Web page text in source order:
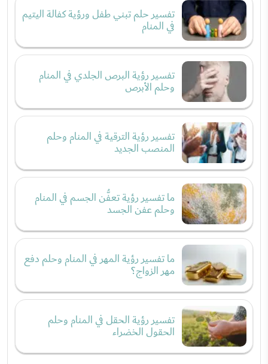
تفسير حلم تبني طفل ورؤية كفالة اليتيم
في المنام
تفسير رؤية البرص الجلدي في المنام
وحلم الأبرص
تفسير رؤية الترقية في المنام وحلم
المنصب الجديد
ما تفسير رؤية تعفُّن الجسم في المنام
وحلم عفن الجسد
ما تفسير رؤية المهر في المنام وحلم دفع
مهر الزواج؟
تفسير رؤية الحقل في المنام وحلم
الحقول الخضراء